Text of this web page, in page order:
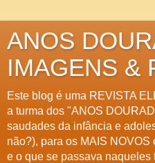
ANOS
IMAGENS &
Este blog é uma REVISTA
a turma dos "ANOS
saudades da infância e
não?), para os MAIS
e o que se passava